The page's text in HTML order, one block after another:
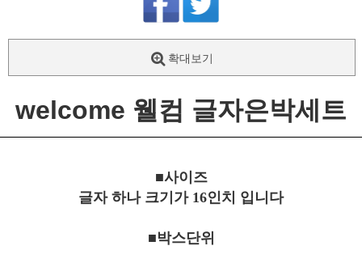
확대보기
welcome 웰컴 글자은박세트
■사이즈
글자 하나 크기가 16인치 입니다
■박스단위